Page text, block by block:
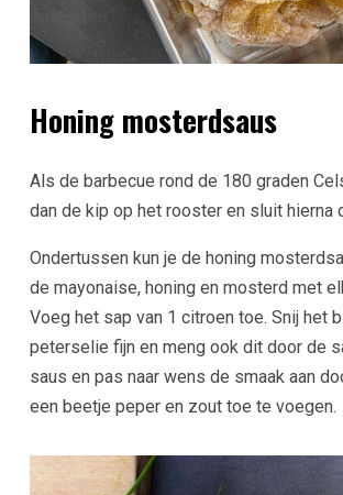
Honing mosterdsaus
Als de barbecue rond de 180 graden
dan de kip op het rooster en sluit hierna
Ondertussen kun je de honing
de mayonaise, honing en mosterd met
Voeg het sap van 1 citroen toe. Snij het
peterselie fijn en meng ook dit door de
saus en pas naar wens de smaak aan
een beetje peper en zout toe te voegen.